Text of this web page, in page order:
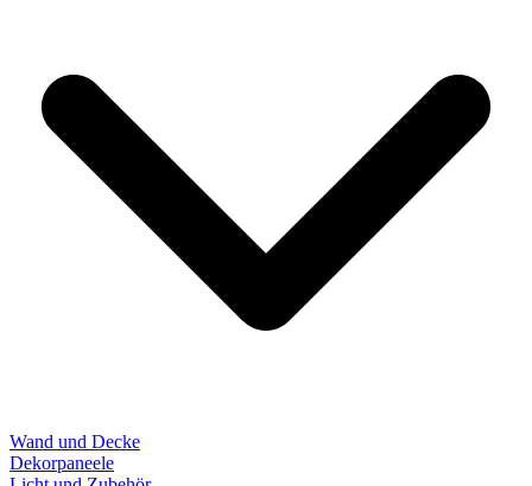
Wand und Decke
Dekorpaneele